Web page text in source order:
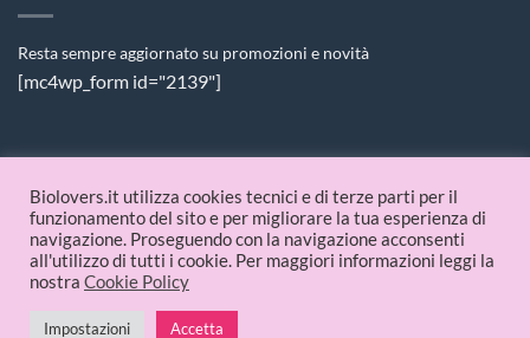
Resta sempre aggiornato su promozioni e novità
[mc4wp_form id="2139"]
PAGAMENTI ACCETTATI
© 2026 Biolovers.it | P.IVA 09336481214
Biolovers.it utilizza cookies tecnici e di terze parti per il
funzionamento del sito e per migliorare la tua esperienza di
navigazione. Proseguendo con la navigazione acconsenti
all'utilizzo di tutti i cookie. Per maggiori informazioni leggi la
nostra Cookie Policy
Impostazioni Accetta